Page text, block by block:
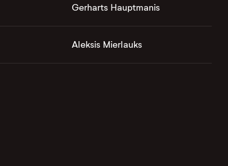
Gerharts Hauptmanis
Aleksis Mierlauks